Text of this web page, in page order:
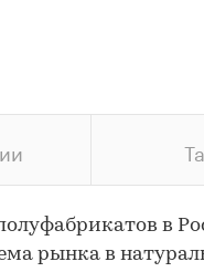
в
рынка в